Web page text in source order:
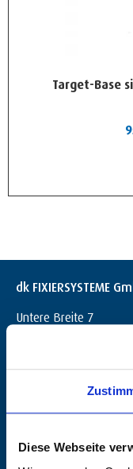
Diese Webseite
Target-Base
dk FIXIERSYSTEME
Untere Breite 7
info@dk-